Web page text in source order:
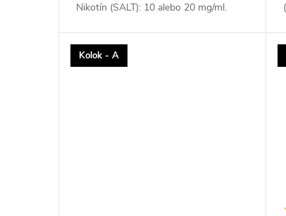
Nikotín (SALT): 10 alebo 20 mg/ml.
Kolok - A